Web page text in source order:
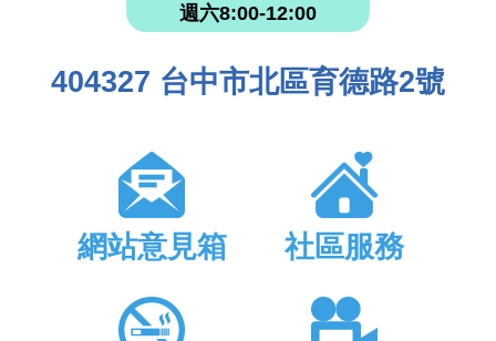
週六8:00-12:00
404327 台中市北區育德路2號
網站意見箱 社區服務